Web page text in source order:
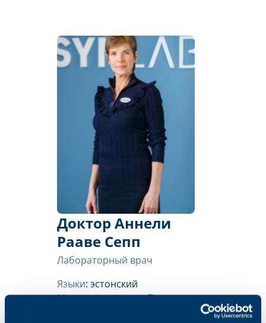
Доктор Аннели
Рааве Сепп
Лабораторный врач
Языки: эстонский
Местонахождение: Тарту